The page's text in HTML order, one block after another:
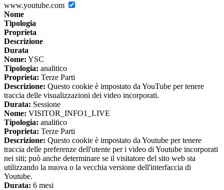
www.youtube.com
Nome
Tipologia
Proprieta
Descrizione
Durata
Nome: YSC
Tipologia: analitico
Proprieta: Terze Parti
Descrizione: Questo cookie è impostato da YouTube per tenere
traccia delle visualizzazioni dei video incorporati.
Durata: Sessione
Nome: VISITOR_INFO1_LIVE
Tipologia: analitico
Proprieta: Terze Parti
Descrizione: Questo cookie è impostato da Youtube per tenere
traccia delle preferenze dell'utente per i video di Youtube incorporati
nei siti; può anche determinare se il visitatore del sito web sta
utilizzando la nuova o la vecchia versione dell'interfaccia di
Youtube.
Durata: 6 mesi